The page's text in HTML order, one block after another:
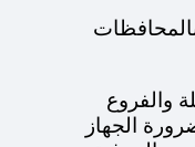
والفروع
الجهاز